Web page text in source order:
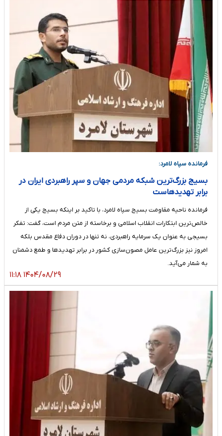
فرمانده سپاه لامرد:
بسیج بزرگ‌ترین شبکه مردمی جهان و سپر راهبردی ایران در
برابر تهدیدهاست
فرمانده ناحیه مقاومت بسیج سپاه لامرد، با تاکید بر اینکه بسیج یکی از
خالص‌ترین ابتکارات انقلاب اسلامی و برخاسته از متن مردم است، گفت: تفکر
بسیجی به عنوان یک سرمایه راهبردی، نه تنها در دوران دفاع مقدس بلکه
امروز نیز بزرگ‌ترین عامل مصون‌سازی کشور در برابر تهدیدها و طمع دشمنان
به شمار می‌آید.
۱۴۰۴/۰۸/۲۹ ۱۱:۱۸